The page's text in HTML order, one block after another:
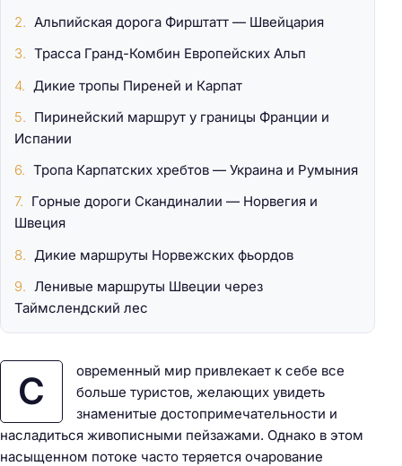
С
овременный мир привлекает к себе все
больше туристов, желающих увидеть
знаменитые достопримечательности и
насладиться живописными пейзажами. Однако в этом
насыщенном потоке часто теряется очарование
Альпийская дорога Фирштатт — Швейцария
Трасса Гранд-Комбин Европейских Альп
Дикие тропы Пиреней и Карпат
Пиринейский маршрут у границы Франции и
Испании
Тропа Карпатских хребтов — Украина и Румыния
Горные дороги Скандиналии — Норвегия и
Швеция
Дикие маршруты Норвежских фьордов
Ленивые маршруты Швеции через
Таймслендский лес